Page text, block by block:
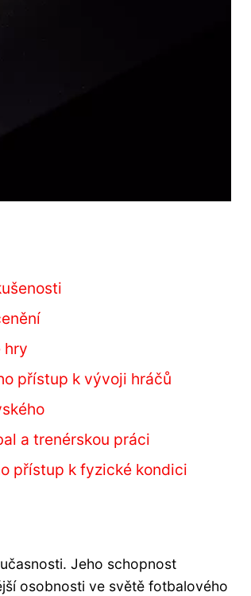
hry
přístup k vývoji hráčů
a trenérskou práci
přístup k fyzické kondici
Jeho schopnost
osobnosti ve světě fotbalového